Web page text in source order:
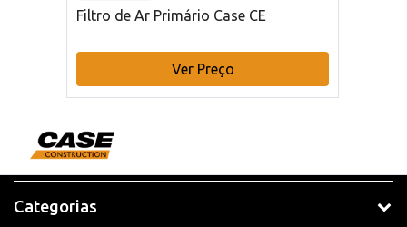
Filtro de Ar Primário Case CE
Ver Preço
Categorias